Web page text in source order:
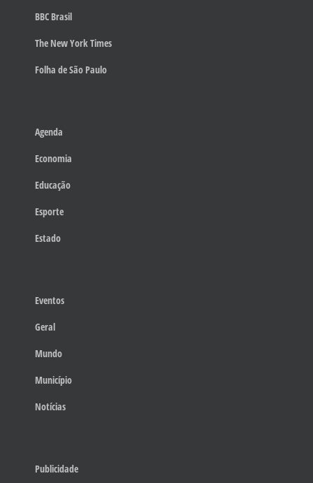
BBC Brasil
The New York Times
Folha de São Paulo
Agenda
Economia
Educação
Esporte
Estado
Eventos
Geral
Mundo
Município
Notícias
Publicidade